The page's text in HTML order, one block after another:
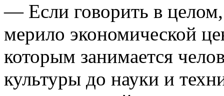
— Если говорить в
мерило экономической
которым занимается
культуры до науки и